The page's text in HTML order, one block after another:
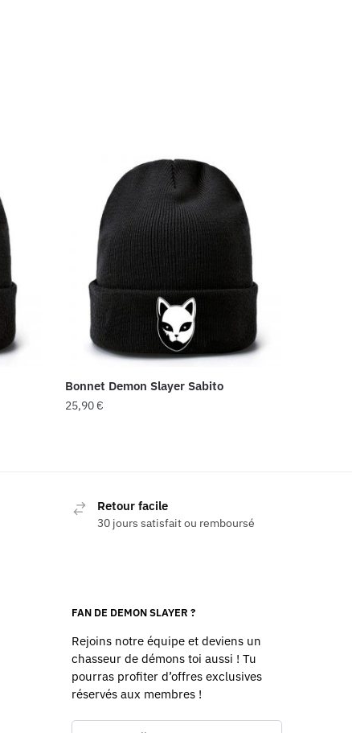
Bonnet Demon Slayer Sabito
25,90€
Retour facile
30 jours satisfait ou remboursé
FAN DE DEMON SLAYER ?
Rejoins notre équipe et deviens un
chasseur de démons toi aussi ! Tu
pourras profiter d’offres exclusives
réservés aux membres !